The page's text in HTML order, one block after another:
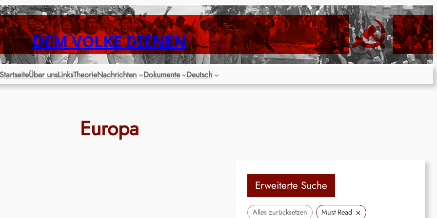
DEM VOLKE DIENEN
StartseiteÜber unsLinksTheorieNachrichten Dokumente Deutsch
Europa
Erweiterte Suche
Alles zurücksetzen Must Read ×